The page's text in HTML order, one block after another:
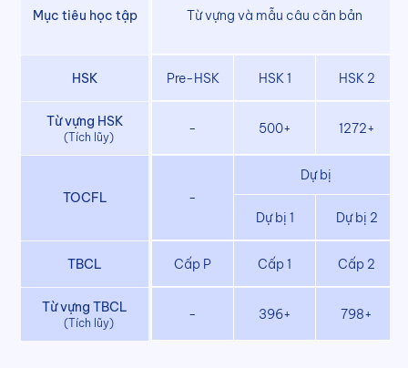
Mục tiêu học tập Từ vựng và mẫu câu căn bản
HSK Pre-HSK HSK 1 HSK 2
Từ vựng HSK
(Tích lũy)
- 500+ 1272+
TOCFL -
Dự bị
Dự bị 1 Dự bị 2
TBCL Cấp P Cấp 1 Cấp 2
Từ vựng TBCL
(Tích lũy)
- 396+ 798+